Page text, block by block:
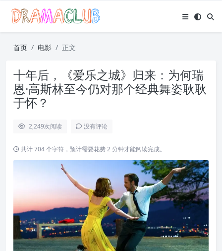
首页 电影 正文
十年后，《爱乐之城》归来：为何瑞
恩·高斯林至今仍对那个经典舞姿耿耿
于怀？
2,249次阅读 没有评论
共计 704 个字符，预计需要花费 2 分钟才能阅读完成。